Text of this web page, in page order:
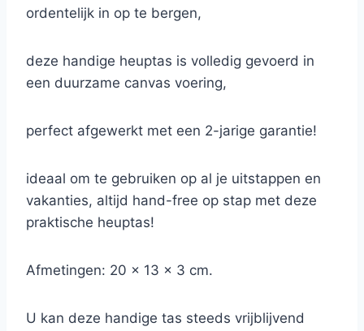
ordentelijk in op te bergen,
deze handige heuptas is volledig gevoerd in
een duurzame canvas voering,
perfect afgewerkt met een 2-jarige garantie!
ideaal om te gebruiken op al je uitstappen en
vakanties, altijd hand-free op stap met deze
praktische heuptas!
Afmetingen: 20 x 13 x 3 cm.
U kan deze handige tas steeds vrijblijvend